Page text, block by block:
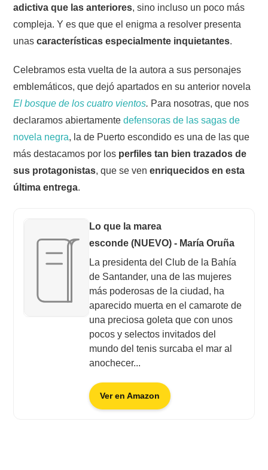
adictiva que las anteriores, sino incluso un poco más
compleja. Y es que que el enigma a resolver presenta
unascaracterísticas especialmente inquietantes.
Celebramos esta vuelta de la autora a sus personajes
emblemáticos, que dejó apartados en su anterior novela
El bosque de los cuatro vientos. Para nosotras, que nos
declaramos abiertamentedefensoras de las sagas de
novela negra, la de Puerto escondido es una de las que
más destacamos por los perfiles tan bien trazados de
sus protagonistas, que se venenriquecidos en esta
última entrega.
Lo que la marea
esconde (NUEVO) - María Oruña
La presidenta del Club de la Bahía
de Santander, una de las mujeres
más poderosas de la ciudad, ha
aparecido muerta en el camarote de
una preciosa goleta que con unos
pocos y selectos invitados del
mundo del tenis surcaba el mar al
anochecer...
Ver en Amazon